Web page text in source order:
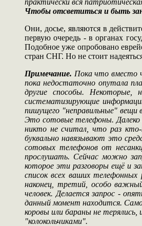
Чтобы отсветиться и быть
Они, досье, являются в
первую очередь - в органах
Подобное уже опробовано
стран СНГ. Но не стоит
Примечание. Пока что вместо
пока недостаточно опутала
другие способы.
систематизирующие
пишущего "неправильные" вещи
Это сотовые телефоны. Далеко
никто не считал, что раз
буквально навязывают это
сотовых телефонов от
прослушать. Сейчас можно
которое эти разговоры ещё и
список всех ваших
наконец, третий, особо
человек. Делается запрос -
данный момент находится. Само
коровы или бараны не терялись,
"колокольчиками".